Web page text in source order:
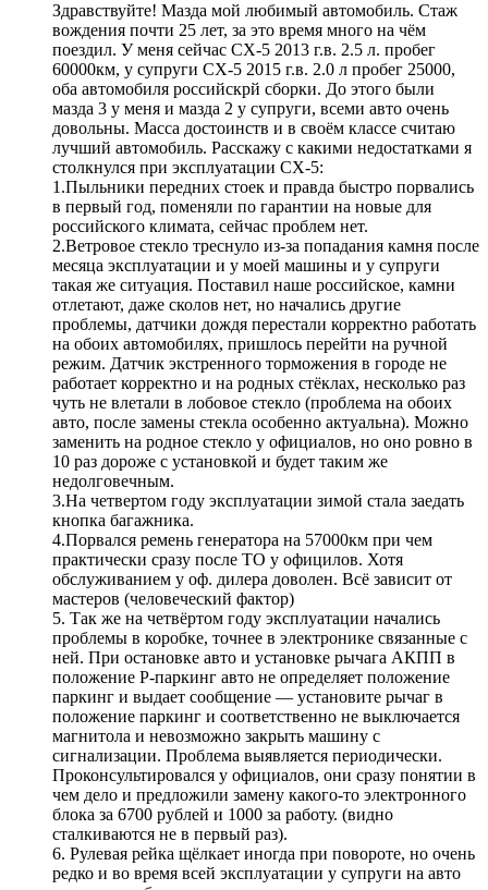
Здравствуйте! Мазда мой любимый автомобиль. Стаж
вождения почти 25 лет, за это время много на чём
поездил. У меня сейчас СХ-5 2013 г.в. 2.5 л. пробег
60000км, у супруги СХ-5 2015 г.в. 2.0 л пробег 25000,
оба автомобиля российскрй сборки. До этого были
мазда 3 у меня и мазда 2 у супруги, всеми авто очень
довольны. Масса достоинств и в своём классе считаю
лучший автомобиль. Расскажу с какими недостатками я
столкнулся при эксплуатации СХ-5:
1.Пыльники передних стоек и правда быстро порвались
в первый год, поменяли по гарантии на новые для
российского климата, сейчас проблем нет.
2.Ветровое стекло треснуло из-за попадания камня после
месяца эксплуатации и у моей машины и у супруги
такая же ситуация. Поставил наше российское, камни
отлетают, даже сколов нет, но начались другие
проблемы, датчики дождя перестали корректно работать
на обоих автомобилях, пришлось перейти на ручной
режим. Датчик экстренного торможения в городе не
работает корректно и на родных стёклах, несколько раз
чуть не влетали в лобовое стекло (проблема на обоих
авто, после замены стекла особенно актуальна). Можно
заменить на родное стекло у официалов, но оно ровно в
10 раз дороже с установкой и будет таким же
недолговечным.
3.На четвертом году эксплуатации зимой стала заедать
кнопка багажника.
4.Порвался ремень генератора на 57000км при чем
практически сразу после ТО у официлов. Хотя
обслуживанием у оф. дилера доволен. Всё зависит от
мастеров (человеческий фактор)
5. Так же на четвёртом году эксплуатации начались
проблемы в коробке, точнее в электронике связанные с
ней. При остановке авто и установке рычага АКПП в
положение Р-паркинг авто не определяет положение
паркинг и выдает сообщение — установите рычаг в
положение паркинг и соответственно не выключается
магнитола и невозможно закрыть машину с
сигнализации. Проблема выявляется периодически.
Проконсультировался у официалов, они сразу понятии в
чем дело и предложили замену какого-то электронного
блока за 6700 рублей и 1000 за работу. (видно
сталкиваются не в первый раз).
6. Рулевая рейка щёлкает иногда при повороте, но очень
редко и во время всей эксплуатации у супруги на авто